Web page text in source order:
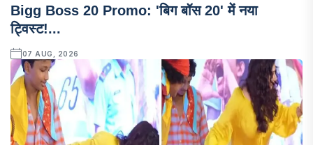
Bigg Boss 20 Promo: 'बिग बॉस 20' में नया
ट्विस्ट!...
07 AUG, 2026